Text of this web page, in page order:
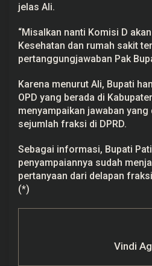
0
2
1
jelas Ali.
“Misalkan nanti Komisi D
Kesehatan dan rumah sakit
pertanggungjawaban Pak
Karena menurut Ali, Bupati
OPD yang berada di
menyampaikan jawaban
sejumlah fraksi di DPRD.
Sebagai informasi, Bupati
penyampaiannya sudah
pertanyaan dari delapan
(*)
Vindi